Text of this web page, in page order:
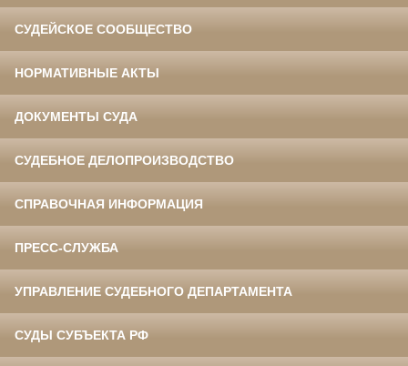
СУДЕЙСКОЕ СООБЩЕСТВО
НОРМАТИВНЫЕ АКТЫ
ДОКУМЕНТЫ СУДА
СУДЕБНОЕ ДЕЛОПРОИЗВОДСТВО
СПРАВОЧНАЯ ИНФОРМАЦИЯ
ПРЕСС-СЛУЖБА
УПРАВЛЕНИЕ СУДЕБНОГО ДЕПАРТАМЕНТА
СУДЫ СУБЪЕКТА РФ